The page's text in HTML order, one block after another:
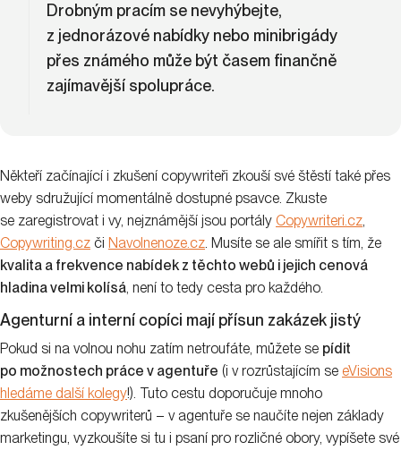
Drobným pracím se nevyhýbejte,
z jednorázové nabídky nebo minibrigády
přes známého může být časem finančně
zajímavější spolupráce.
Někteří začínající i zkušení copywriteři zkouší své štěstí také přes
weby sdružující momentálně dostupné psavce. Zkuste
se zaregistrovat i vy, nejznámější jsou portály Copywriteri.cz,
Copywriting.cz či Navolnenoze.cz. Musíte se ale smířit s tím, že
kvalita a frekvence nabídek z těchto webů i jejich cenová
hladina velmi kolísá, není to tedy cesta pro každého.
Agenturní a interní copíci mají přísun zakázek jistý
Pokud si na volnou nohu zatím netroufáte, můžete se pídit
po možnostech práce v agentuře (i v rozrůstajícím se eVisions
hledáme další kolegy!). Tuto cestu doporučuje mnoho
zkušenějších copywriterů – v agentuře se naučíte nejen základy
marketingu, vyzkoušíte si tu i psaní pro rozličné obory, vypíšete své